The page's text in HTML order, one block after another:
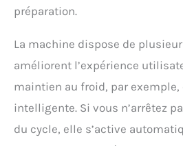
préparation.
La machine dispose de
améliorent l’expérience
maintien au froid, par
intelligente. Si vous n’arrêtez
du cycle, elle s’active